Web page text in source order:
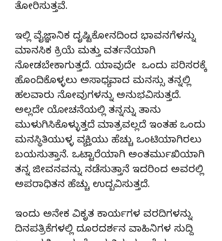
ತೋರಿಸುತ್ತವೆ.
ಇಲ್ಲಿ ವೈಜ್ಞಾನಿಕ ದೃಷ್ಟಿಕೋನದಿಂದ ಭಾವನಗೆಳನ್ನು
ಮಾನಸಿಕ ಕ್ರಿಯೆ ಮತ್ತು ವರ್ತನೆಯಾಗಿ
ನೋಡಬೇಕಾಗುತ್ತದೆ. ಯಾವುದೇ ಒಂದು ಪರಿಸರಕ್ಕೆ
ಹೊಂದಿಕೊಳ್ಳಲು ಅಸಾಧ್ಯವಾದ ಮನಸ್ಸು ತನ್ನಲ್ಲಿ
ಹಲವಾರು ನೋವುಗಳನ್ನು ಅನುಭವಿಸುತ್ತದೆ.
ಅಲ್ಲದೇ ಯೋಚನೆಯಲ್ಲಿ ತನ್ನನ್ನು ತಾನು
ಮುಳುಗಿಸಿಕೊಳ್ಳುತ್ತದೆ ಮಾತ್ರವಲ್ಲದೆ ಇಂತಹ ಒಂದು
ಮನಸ್ಥಿತಿಯುಳ್ಳ ವ್ಯಕ್ತಿಯು ಹೆಚ್ಚು ಒಂಟಿಯಾಗಿರಲು
ಬಯಸುತ್ತಾನೆ. ಒಟ್ಟಾರೆಯಾಗಿ ಅಂತರ್ಮುಖಿಯಾಗಿ
ತನ್ನ ಜೀವನವನ್ನು ನಡೆಸುತ್ತಾನೆ ಇದರಿಂದ ಅವರಲ್ಲಿ
ಅಪರಾಧಿತನ ಹೆಚ್ಚು ಉದ್ಬವಿಸುತ್ತದೆ.
ಇಂದು ಅನೇಕ ವಿಕೃತ ಕಾರ್ಯಗಳ ವರದಿಗಳನ್ನು
ದಿನಪತ್ರಿಕೆಗಳಲ್ಲಿ ದೂರದರ್ಶನ ವಾಹಿನಿಗಳ ಸುದ್ದಿ